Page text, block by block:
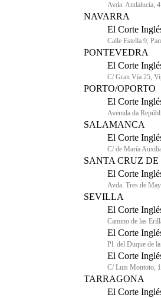
Avda. Andalucía,
NAVARRA
El Corte
Calle Estella 9,
PONTEVEDRA
El Corte
C/ Gran Vía 25,
PORTO/OPORTO
El Corte
Avenida da
SALAMANCA
El Corte
C/ de María
SANTA CRUZ DE
El Corte
Avda. Tres de
SEVILLA
El Corte
Camino de las
El Corte
Pl. del Duque de
El Corte
C/ Luis Montoto,
TARRAGONA
El Corte